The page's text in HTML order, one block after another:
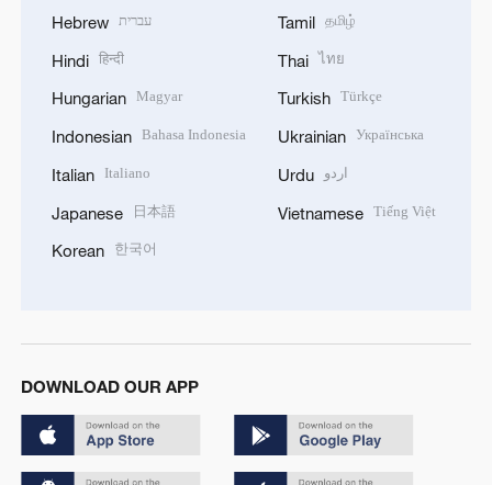
Hebrew עברית
Hindi हिन्दी
Hungarian Magyar
Indonesian Bahasa Indonesia
Italian Italiano
Japanese 日本語
Korean 한국어
Tamil தமிழ்
Thai ไทย
Turkish Türkçe
Ukrainian Українська
Urdu اردو
Vietnamese Tiếng Việt
DOWNLOAD OUR APP